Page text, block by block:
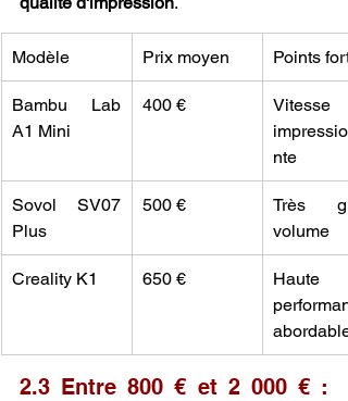
Modèle Prix moyen Points forts
Bambu Lab
A1 Mini
400 €
Vitesse
nte
Sovol SV07
Plus
500 €
Très
volume
Creality K1 650 €
Haute
abordable
2.3 Entre 800 € et 2 000 € :